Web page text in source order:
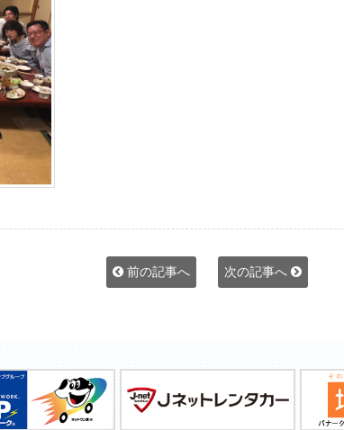
前の記事へ 次の記事へ